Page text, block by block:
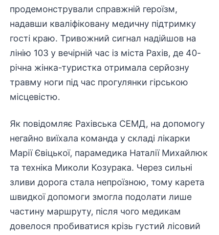
продемонстрували справжній героїзм,
надавши кваліфіковану медичну підтримку
гості краю. Тривожний сигнал надійшов на
лінію 103 у вечірній час із міста Рахів, де 40-
річна жінка-туристка отримала серйозну
травму ноги під час прогулянки гірською
місцевістю.
Як повідомляє Рахівська СЕМД, на допомогу
негайно виїхала команда у складі лікарки
Марії Євіцької, парамедика Наталії Михайлюк
та техніка Миколи Козурака. Через сильні
зливи дорога стала непроїзною, тому карета
швидкої допомоги змогла подолати лише
частину маршруту, після чого медикам
довелося пробиватися крізь густий лісовий